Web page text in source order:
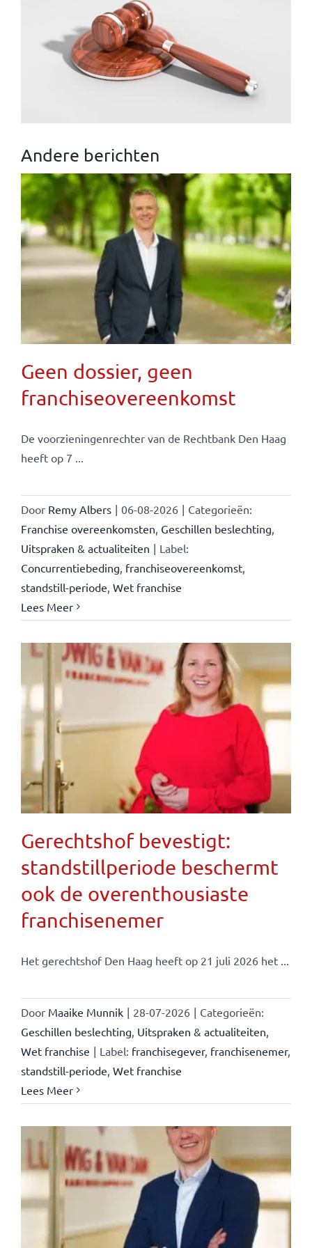
Andere berichten
Geen dossier, geen
franchiseovereenkomst
De voorzieningenrechter van de Rechtbank Den Haag
heeft op 7 ...
Door Remy Albers | 06-08-2026 | Categorieën:
Franchise overeenkomsten, Geschillen beslechting,
Uitspraken & actualiteiten | Label:
Concurrentiebeding, franchiseovereenkomst,
standstill-periode, Wet franchise
Lees Meer
Gerechtshof bevestigt:
standstillperiode beschermt
ook de overenthousiaste
franchisenemer
Het gerechtshof Den Haag heeft op 21 juli 2026 het ...
Door Maaike Munnik | 28-07-2026 | Categorieën:
Geschillen beslechting, Uitspraken & actualiteiten,
Wet franchise | Label: franchisegever, franchisenemer,
standstill-periode, Wet franchise
Lees Meer